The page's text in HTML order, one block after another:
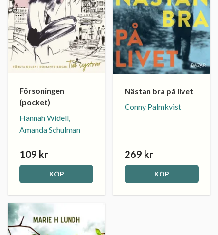
Försoningen
(pocket)
Hannah Widell,
Amanda Schulman
109 kr
KÖP
Nästan bra på livet
Conny Palmkvist
269 kr
KÖP